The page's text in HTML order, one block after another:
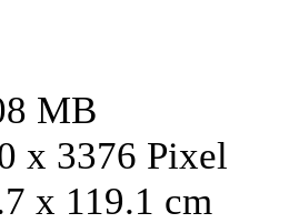
MB
x 3376 Pixel
x 119.1 cm